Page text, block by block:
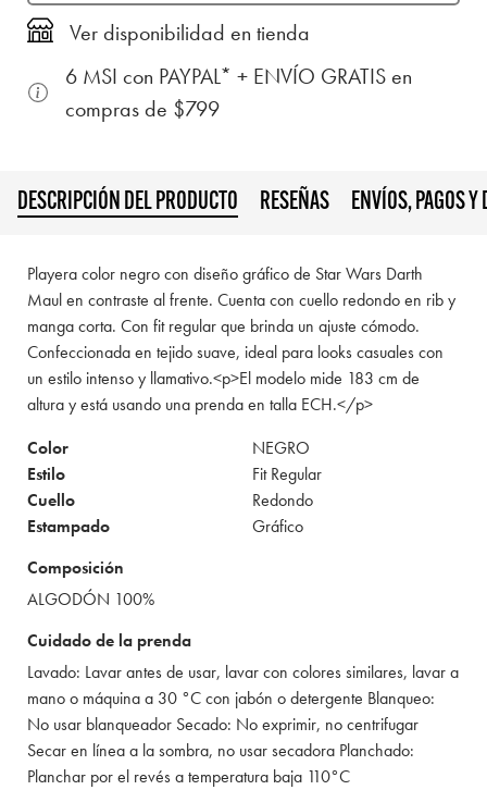
Ver disponibilidad en tienda
6 MSI con PAYPAL* + ENVÍO GRATIS en
compras de $799
DESCRIPCIÓN DEL PRODUCTO RESEÑAS ENVÍOS, PAGOS Y
Playera color negro con diseño gráfico de Star Wars Darth
Maul en contraste al frente. Cuenta con cuello redondo en rib y
manga corta. Con fit regular que brinda un ajuste cómodo.
Confeccionada en tejido suave, ideal para looks casuales con
un estilo intenso y llamativo.<p>El modelo mide 183 cm de
altura y está usando una prenda en talla ECH.</p>
Color
NEGRO
Estilo
Fit Regular
Cuello
Redondo
Estampado
Gráfico
Composición
ALGODÓN 100%
Cuidado de la prenda
Lavado: Lavar antes de usar, lavar con colores similares, lavar a
mano o máquina a 30 °C con jabón o detergente Blanqueo:
No usar blanqueador Secado: No exprimir, no centrifugar
Secar en línea a la sombra, no usar secadora Planchado:
Planchar por el revés a temperatura baja 110°C